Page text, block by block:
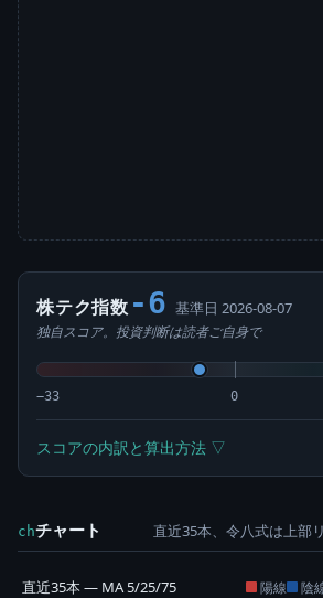
株テク指数 -6 基準日 2026-08-07
独自スコア。投資判断は読者ご自身で
−33 0
スコアの内訳と算出方法 ▽
chチャート 直近35本、令八式は上部
直近35本 — MA 5/25/75 陽線 陰